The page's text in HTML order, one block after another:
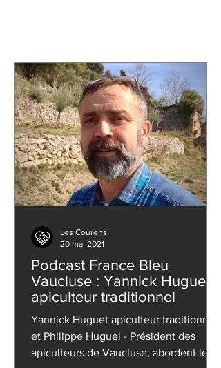
Podcast France Bleu
Vaucluse : Yannick Huguet
apiculteur traditionnel
Yannick Huguet apiculteur traditionnel
et Philippe Huguel - Président des
apiculteurs de Vaucluse, abordent leur
Les Courens
20 mai 2021